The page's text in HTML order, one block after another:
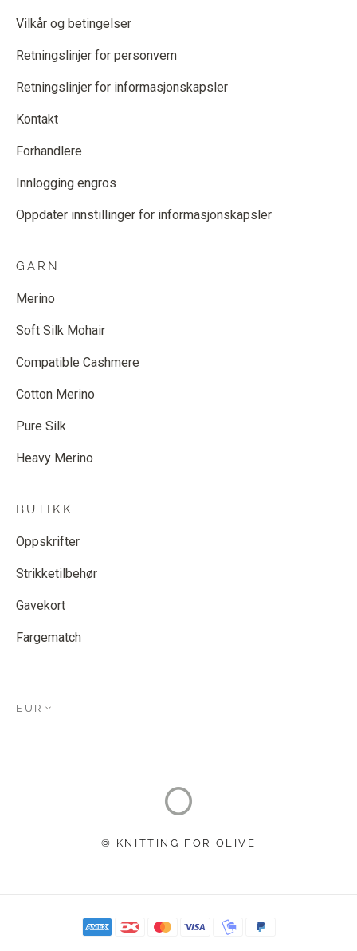
Vilkår og betingelser
Retningslinjer for personvern
Retningslinjer for informasjonskapsler
Kontakt
Forhandlere
Innlogging engros
Oppdater innstillinger for informasjonskapsler
GARN
Merino
Soft Silk Mohair
Compatible Cashmere
Cotton Merino
Pure Silk
Heavy Merino
BUTIKK
Oppskrifter
Strikketilbehør
Gavekort
Fargematch
EUR
© KNITTING FOR OLIVE